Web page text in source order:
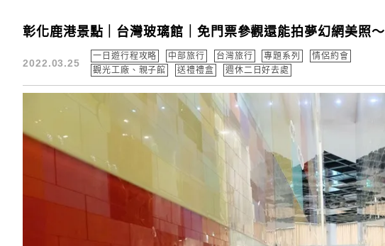
彰化鹿港景點｜台灣玻璃館｜免門票參觀還能拍夢幻網美照～
2022.03.25
一日遊行程攻略 中部旅行 台灣旅行 專題系列
情侶約會
觀光工廠、親子館
送禮禮盒 週休二日好去處